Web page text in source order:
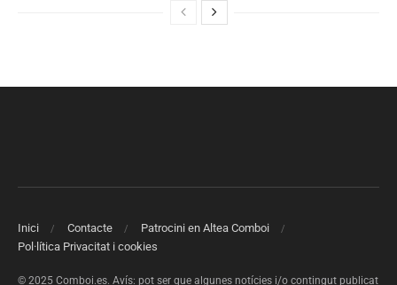
Inici Contacte
Patrocini en Altea Comboi
Pol·lítica Privacitat i cookies
© 2025 Comboi.es. Avís: pot ser que algunes notícies i/o contingut publicat